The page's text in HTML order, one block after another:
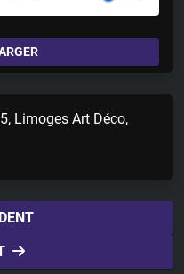
M
u
t
S
e
Limoges Art Déco,